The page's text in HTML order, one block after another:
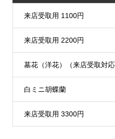
来店受取用 1100円
来店受取用 2200円
墓花（洋花）（来店受取対応
白ミニ胡蝶蘭
来店受取用 3300円